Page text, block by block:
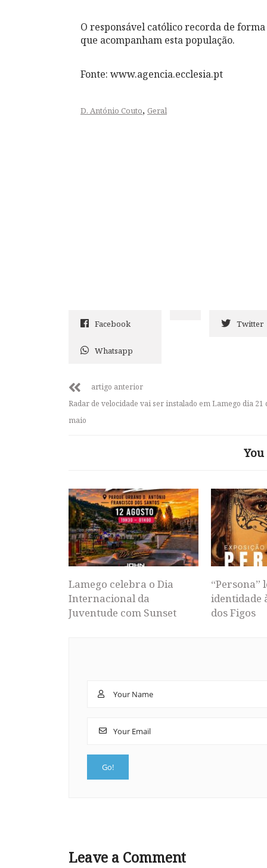
O responsável católico recorda de
que acompanham esta população.
Fonte: www.agencia.ecclesia.pt
D. António Couto, Geral
Facebook Twitter
Whatsapp
artigo anterior
Radar de velocidade vai ser instalado em Lamego dia 21
maio
Lamego celebra o Dia
Internacional da
Juventude com Sunset
“Persona”
identidade
dos Figos
Leave a Comment